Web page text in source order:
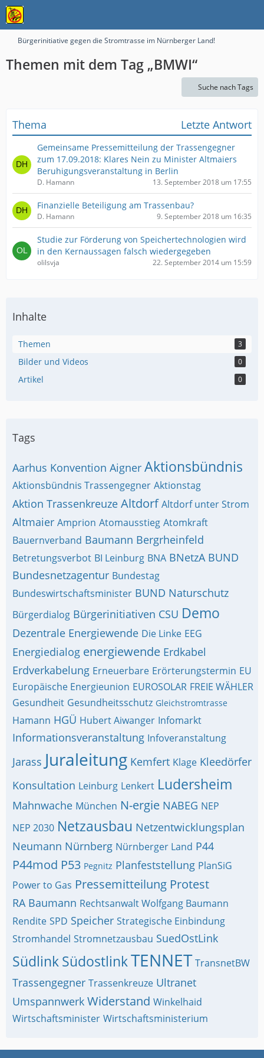
Bürgerinitiative gegen die Stromtrasse im Nürnberger Land!
Themen mit dem Tag „BMWI“
Suche nach Tags
Thema Letzte Antwort
Gemeinsame Pressemitteilung der Trassengegner
zum 17.09.2018: Klares Nein zu Minister Altmaiers
Beruhigungsveranstaltung in Berlin
D. Hamann 13. September 2018 um 17:55
Finanzielle Beteiligung am Trassenbau?
D. Hamann 9. September 2018 um 16:35
Studie zur Förderung von Speichertechnologien wird
in den Kernaussagen falsch wiedergegeben
olilsvja 22. September 2014 um 15:59
Inhalte
Themen 3
Bilder und Videos 0
Artikel 0
Tags
Aarhus Konvention Aigner Aktionsbündnis
Aktionsbündnis Trassengegner Aktionstag
Aktion Trassenkreuze Altdorf Altdorf unter Strom
Altmaier Amprion Atomausstieg Atomkraft
Bauernverband Baumann Bergrheinfeld
Betretungsverbot BI Leinburg BNA BNetzA BUND
Bundesnetzagentur Bundestag
Bundeswirtschaftsminister BUND Naturschutz
Bürgerdialog Bürgerinitiativen CSU Demo
Dezentrale Energiewende Die Linke EEG
Energiedialog energiewende Erdkabel
Erdverkabelung Erneuerbare Erörterungstermin EU
Europäische Energieunion EUROSOLAR FREIE WÄHLER
Gesundheit Gesundheitsschutz Gleichstromtrasse
Hamann HGÜ Hubert Aiwanger Infomarkt
Informationsveranstaltung Infoveranstaltung
Jarass Juraleitung Kemfert Klage Kleedörfer
Konsultation Leinburg Lenkert Ludersheim
Mahnwache München N-ergie NABEG NEP
NEP 2030 Netzausbau Netzentwicklungsplan
Neumann Nürnberg Nürnberger Land P44
P44mod P53 Pegnitz Planfeststellung PlanSiG
Power to Gas Pressemitteilung Protest
RA Baumann Rechtsanwalt Wolfgang Baumann
Rendite SPD Speicher Strategische Einbindung
Stromhandel Stromnetzausbau SuedOstLink
SüdlinkSüdostlinkTENNET TransnetBW
Trassengegner Trassenkreuze Ultranet
Umspannwerk Widerstand Winkelhaid
Wirtschaftsminister Wirtschaftsministerium